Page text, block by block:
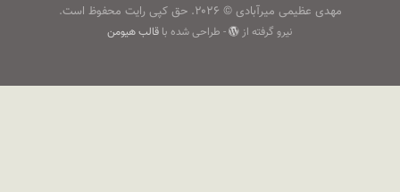
مهدی عظیمی میرآبادی © ۲۰۲۶. حق کپی رایت محفوظ است.
نیرو گرفته از - طراحی شده با قالب هیومن